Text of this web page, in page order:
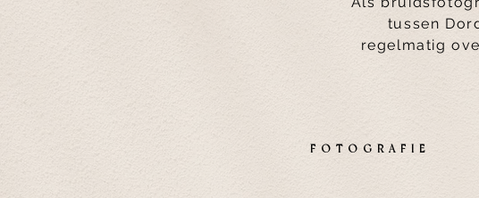
tussen
regelmatig
FOTOGRAFIE